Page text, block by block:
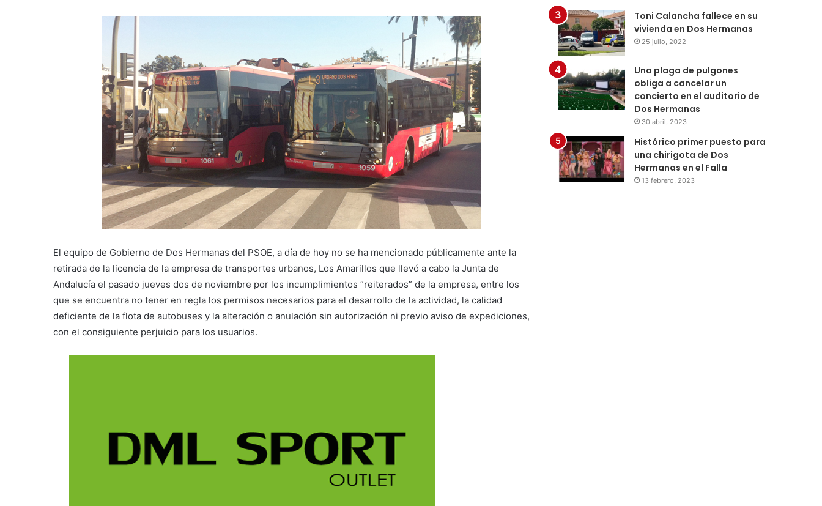
El equipo de Gobierno de Dos Hermanas del PSOE, a día de hoy no se ha mencionado públicamente ante la
retirada de la licencia de la empresa de transportes urbanos, Los Amarillos que llevó a cabo la Junta de
Andalucía el pasado jueves dos de noviembre por los incumplimientos “reiterados” de la empresa, entre los
que se encuentra no tener en regla los permisos necesarios para el desarrollo de la actividad, la calidad
deficiente de la flota de autobuses y la alteración o anulación sin autorización ni previo aviso de expediciones,
con el consiguiente perjuicio para los usuarios.
Toni Calancha fallece en su
vivienda en Dos Hermanas
25 julio, 2022
Una plaga de pulgones
obliga a cancelar un
concierto en el auditorio de
Dos Hermanas
30 abril, 2023
Histórico primer puesto para
una chirigota de Dos
Hermanas en el Falla
13 febrero, 2023